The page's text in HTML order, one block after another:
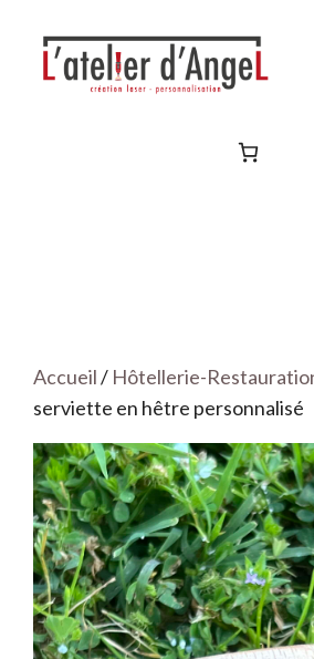
contenu
Accueil/ Hôtellerie-
serviette en hêtre personnalisé